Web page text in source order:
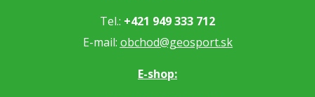
Tel.: +421 949 333 712
E-mail: obchod@geosport.sk
E-shop: